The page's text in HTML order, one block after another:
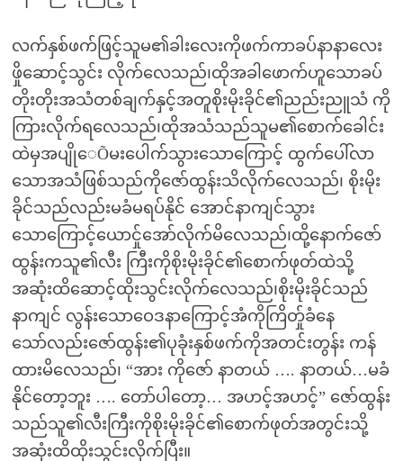
လက်နှစ်ဖက်ဖြင့်သူမ၏ခါးလေးကိုဖက်ကာခပ်နာနာလေး
ဖှိုဆောင့်သွင်း လိုက်လေသည်၊ထိုအခါဖောက်ဟူသောခပ်
တိုးတိုးအသံတစ်ချက်နှင့်အတူစိုးမိုးခိုင်၏ညည်းညူသံ ကို
ကြားလိုက်ရလေသည်၊ထိုအသံသည်သူမ၏စောက်ခေါင်း
ထဲမှအပျိုေÕမးပေါက်သွားသောကြောင့် ထွက်ပေါ်လာ
သောအသံဖြစ်သည်ကိုဇော်ထွန်းသိလိုက်လေသည်၊ စိုးမိုး
ခိုင်သည်လည်းမခံမရပ်နိုင် အောင်နာကျင်သွား
သောကြောင့်ယောင်ှုအော်လိုက်မိလေသည်၊ထို့နောက်ဇော်
ထွန်းကသူ၏လီး ကြီးကိုစိုးမိုးခိုင်၏စောက်ဖုတ်ထဲသို့
အဆုံးထိဆောင့်ထိုးသွင်းလိုက်လေသည်၊စိုးမိုးခိုင်သည်
နာကျင် လွန်းသောဝေဒနာကြောင့်အံကိုကြိတ်ှုခံနေ
သော်လည်းဇော်ထွန်း၏ပုခုံးနှစ်ဖက်ကိုအတင်းတွန်း ကန်
ထားမိလေသည်၊ “အား ကိုဇော် နာတယ် …. နာတယ်…မခံ
နိုင်တော့ဘူး …. တော်ပါတော့… အဟင့်အဟင့်” ဇော်ထွန်း
သည်သူ၏လီးကြီးကိုစိုးမိုးခိုင်၏စောက်ဖုတ်အတွင်းသို့
အဆုံးထိထိုးသွင်းလိုက်ပြီး။